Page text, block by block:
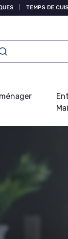
TEMPS DE